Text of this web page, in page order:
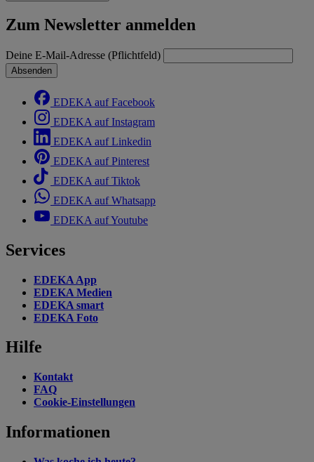
Zum Newsletter anmelden
Deine E-Mail-Adresse (Pflichtfeld)
Absenden
EDEKA auf Facebook
EDEKA auf Instagram
EDEKA auf Linkedin
EDEKA auf Pinterest
EDEKA auf Tiktok
EDEKA auf Whatsapp
EDEKA auf Youtube
Services
EDEKA App
EDEKA Medien
EDEKA smart
EDEKA Foto
Hilfe
Kontakt
FAQ
Cookie-Einstellungen
Informationen